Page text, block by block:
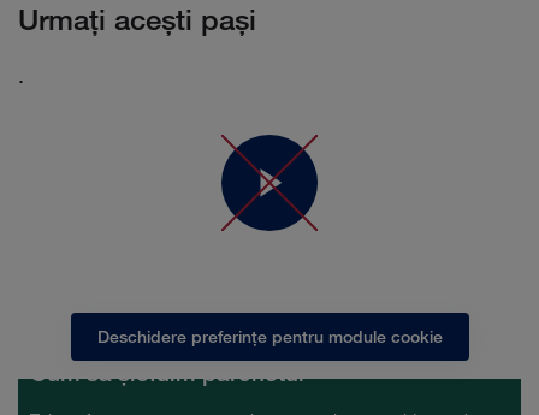
Urmaţi aceşti paşi
.
Cum să şlefuim parchetul
Deschidere preferințe pentru module cookie